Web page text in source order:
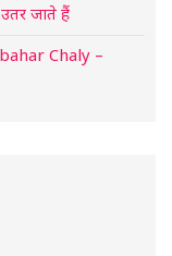
जाते हैं
Chaly –